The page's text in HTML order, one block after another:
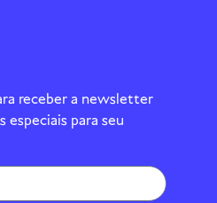
receber a newsletter
especiais para seu